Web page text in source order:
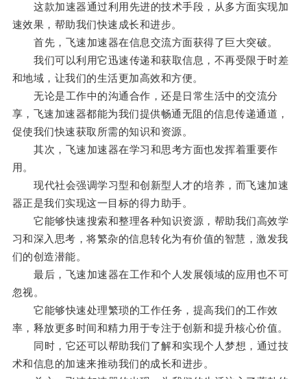
这款加速器通过利用先进的技术手段，从多方面实现加
速效果，帮助我们快速成长和进步。
首先，飞速加速器在信息交流方面获得了巨大突破。
我们可以利用它迅速传递和获取信息，不再受限于时差
和地域，让我们的生活更加高效和方便。
无论是工作中的沟通合作，还是日常生活中的交流分
享，飞速加速器都能为我们提供畅通无阻的信息传递通道，
促使我们快速获取所需的知识和资源。
其次，飞速加速器在学习和思考方面也发挥着重要作
用。
现代社会强调学习型和创新型人才的培养，而飞速加速
器正是我们实现这一目标的得力助手。
它能够快速搜索和整理各种知识资源，帮助我们高效学
习和深入思考，将繁杂的信息转化为有价值的智慧，激发我
们的创造潜能。
最后，飞速加速器在工作和个人发展领域的应用也不可
忽视。
它能够快速处理繁琐的工作任务，提高我们的工作效
率，释放更多时间和精力用于专注于创新和提升核心价值。
同时，它还可以帮助我们了解和实现个人梦想，通过技
术和信息的加速来推动我们的成长和进步。